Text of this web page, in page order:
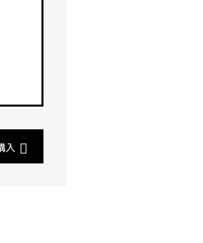
入